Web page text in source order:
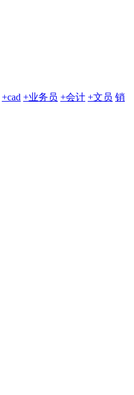
+cad +业务员 +会计 +文员 销